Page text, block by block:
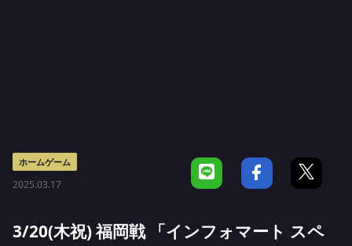
ホームゲーム
2025.03.17
3/20(木祝) 福岡戦 「インフォマート スペ